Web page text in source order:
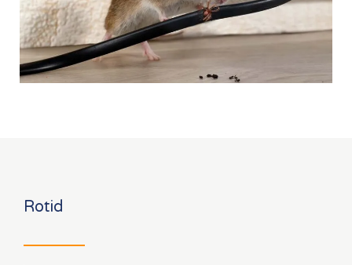
Rotid